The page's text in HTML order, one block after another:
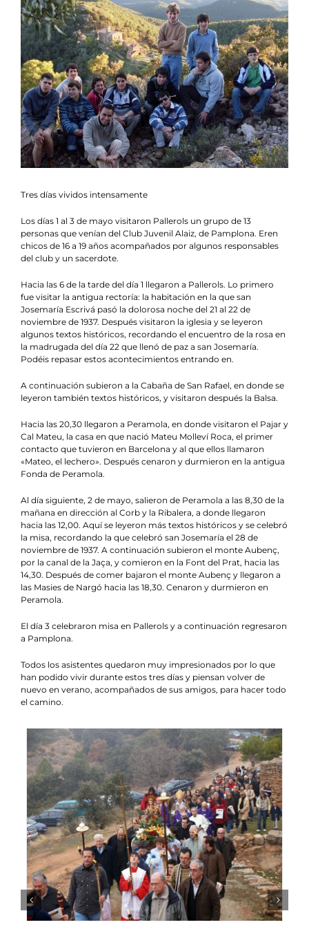
Agenda
Contacto
Colabora
Tres días vividos intensamente
Los días 1 al 3 de mayo visitaron Pallerols un grupo de 13
personas que venían del Club Juvenil Alaiz, de Pamplona. Eren
chicos de 16 a 19 años acompañados por algunos responsables
del club y un sacerdote.
Hacia las 6 de la tarde del día 1 llegaron a Pallerols. Lo primero
fue visitar la antigua rectoría: la habitación en la que san
Josemaría Escrivá pasó la dolorosa noche del 21 al 22 de
noviembre de 1937. Después visitaron la iglesia y se leyeron
algunos textos históricos, recordando el encuentro de la rosa en
la madrugada del día 22 que llenó de paz a san Josemaría.
Podéis repasar estos acontecimientos entrando en.
A continuación subieron a la Cabaña de San Rafael, en donde se
leyeron también textos históricos, y visitaron después la Balsa.
Hacia las 20,30 llegaron a Peramola, en donde visitaron el Pajar y
Cal Mateu, la casa en que nació Mateu Molleví Roca, el primer
contacto que tuvieron en Barcelona y al que ellos llamaron
«Mateo, el lechero». Después cenaron y durmieron en la antigua
Fonda de Peramola.
Al día siguiente, 2 de mayo, salieron de Peramola a las 8,30 de la
mañana en dirección al Corb y la Ribalera, a donde llegaron
hacia las 12,00. Aquí se leyeron más textos históricos y se celebró
la misa, recordando la que celebró san Josemaría el 28 de
noviembre de 1937. A continuación subieron el monte Aubenç,
por la canal de la Jaça, y comieron en la Font del Prat, hacia las
14,30. Después de comer bajaron el monte Aubenç y llegaron a
las Masies de Nargó hacia las 18,30. Cenaron y durmieron en
Peramola.
El día 3 celebraron misa en Pallerols y a continuación regresaron
a Pamplona.
Todos los asistentes quedaron muy impresionados por lo que
han podido vivir durante estos tres días y piensan volver de
nuevo en verano, acompañados de sus amigos, para hacer todo
el camino.